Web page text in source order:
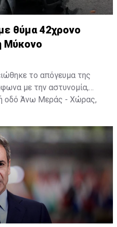
θύμα 42χρονο
Μύκονο
το απόγευμα της
με την αστυνομία,
οδό Άνω Μεράς - Χώρας,
ρεύμα και
που οδηγούσε
ο 42χρονος
αίτια του δυστυχήματος
Αστυνομίας